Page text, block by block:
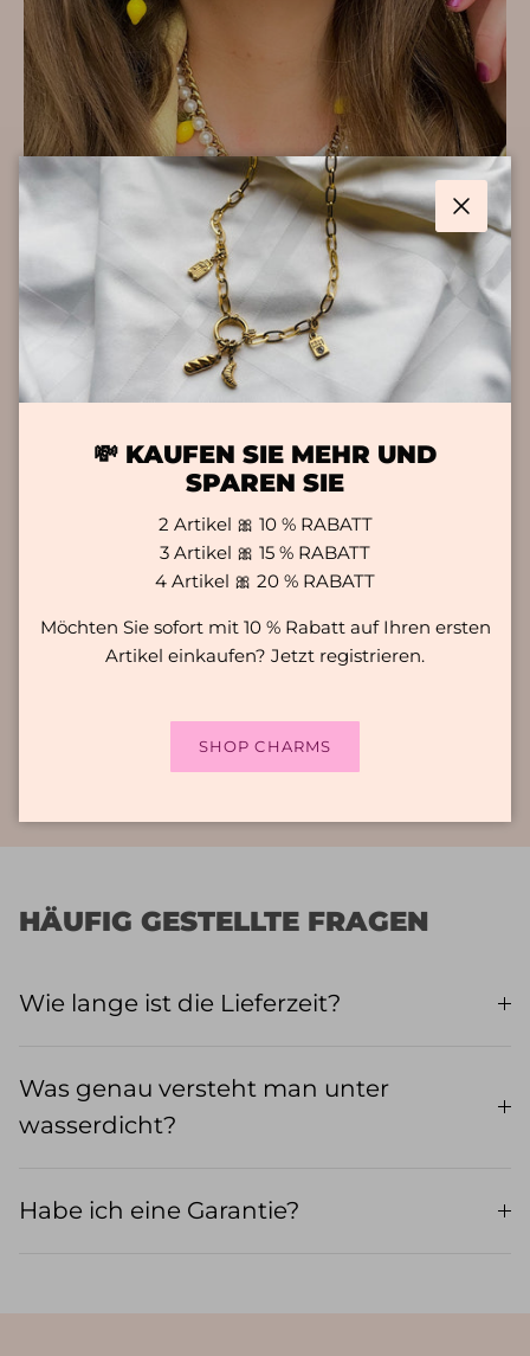
WASSERDICHT
Hallo, suchen Sie nach Schmuck, der Ihren
täglichen Abenteuern wirklich standhält? Keine
Sorgen mehr! Unsere Kollektion ist für ihre
Schmuck hält einiges aus und ist wasser- und
schweißbeständig. Worauf warten Sie noch?
jeden Tag mit Stolz!
HÄUFIG GESTELLTE FRAGEN
Wie lange ist die Lieferzeit?
Was genau versteht man unter
wasserdicht?
Habe ich eine Garantie?
💸 KAUFEN SIE MEHR UND
SPAREN SIE
2 Artikel 🎀 10 % RABATT
3 Artikel 🎀 15 % RABATT
4 Artikel 🎀 20 % RABATT
Möchten Sie sofort mit 10 % Rabatt auf Ihren ersten
Artikel einkaufen? Jetzt registrieren.
SHOP CHARMS